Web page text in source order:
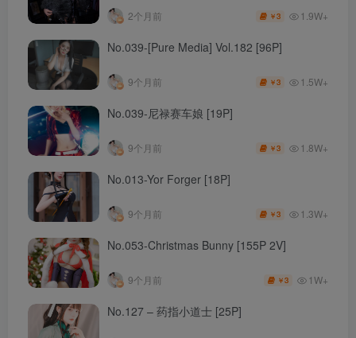
2个月前 ￥3 1.9W+
No.039-[Pure Media] Vol.182 [96P]
9个月前 ￥3 1.5W+
No.039-尼禄赛车娘 [19P]
9个月前 ￥3 1.8W+
No.013-Yor Forger [18P]
9个月前 ￥3 1.3W+
No.053-Christmas Bunny [155P 2V]
9个月前 ￥3 1W+
No.127 – 药指小道士 [25P]